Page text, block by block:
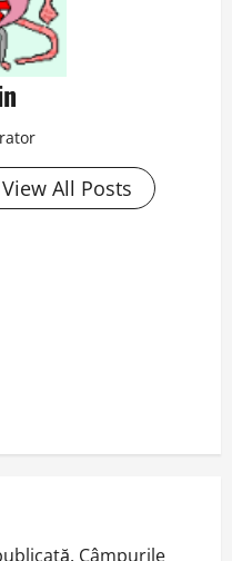
View All Posts
Câmpurile